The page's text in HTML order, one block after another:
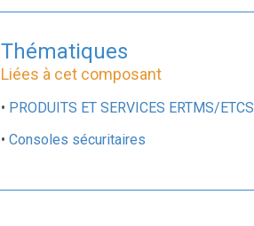
Thématiques
Liées à cet composant
• PRODUITS ET SERVICES ERTMS/ETCS
• Consoles sécuritaires